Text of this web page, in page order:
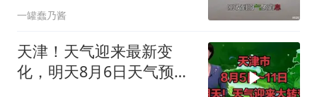
一罐蠢乃酱
天津！天气迎来最新变
化，明天8月6日天气预